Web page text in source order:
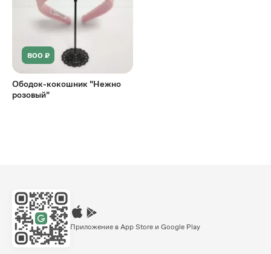
800 ₽
Ободок-кокошник "Нежно
розовый"
Приложение в App Store и Google Play